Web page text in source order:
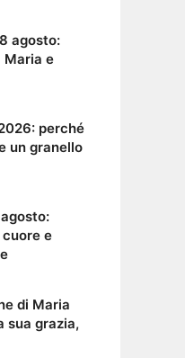
agosto:
Maria e
perché
un granello
e
di Maria
sua grazia,